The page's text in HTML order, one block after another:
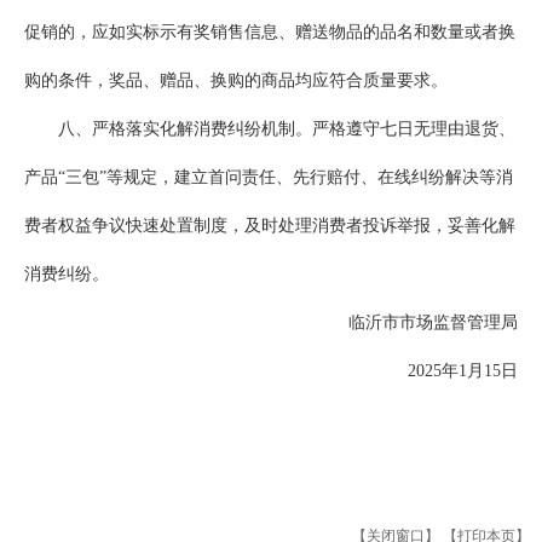
促销的，应如实标示有奖销售信息、赠送物品的品名和数量或者换
购的条件，奖品、赠品、换购的商品均应符合质量要求。
八、严格落实化解消费纠纷机制。严格遵守七日无理由退货、
产品“三包”等规定，建立首问责任、先行赔付、在线纠纷解决等消
费者权益争议快速处置制度，及时处理消费者投诉举报，妥善化解
消费纠纷。
临沂市市场监督管理局
2025年1月15日
【关闭窗口】 【打印本页】